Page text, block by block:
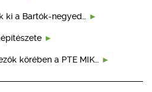
ki a Bartók-negyed…
körében a PTE MIK…